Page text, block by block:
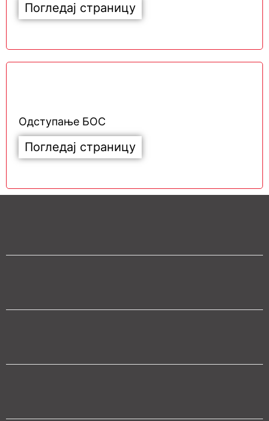
Погледај страницу
Одступање БОС
Погледај страницу